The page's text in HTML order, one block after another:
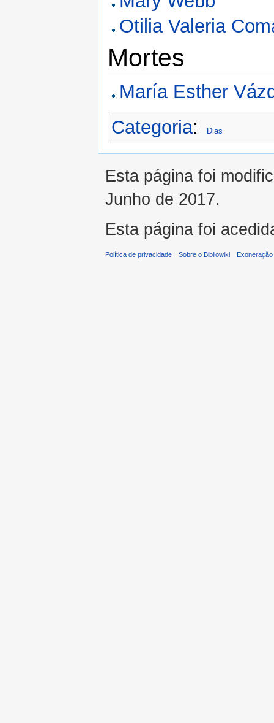
Otilia Valeria
Mortes
María Esther
Categoria: Dias
Esta página foi
Junho de 2017.
Esta página foi
Política de privacidade Sobre o Bibliowiki